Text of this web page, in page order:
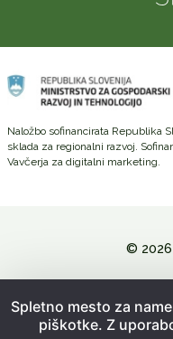
Naložbo sofinancirata Republika
sklada za regionalni razvoj.
Vavčerja za digitalni marketing.
© 2026
Splošni
Spletno mesto za
piškotke. Z